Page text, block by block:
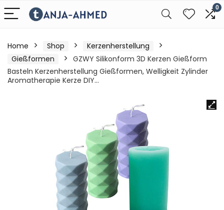
0
Home Shop
Kerzenherstellung
Gießformen
GZWY Silikonform 3D Kerzen Gießform
Basteln Kerzenherstellung Gießformen, Welligkeit Zylinder
Aromatherapie Kerze DIY…